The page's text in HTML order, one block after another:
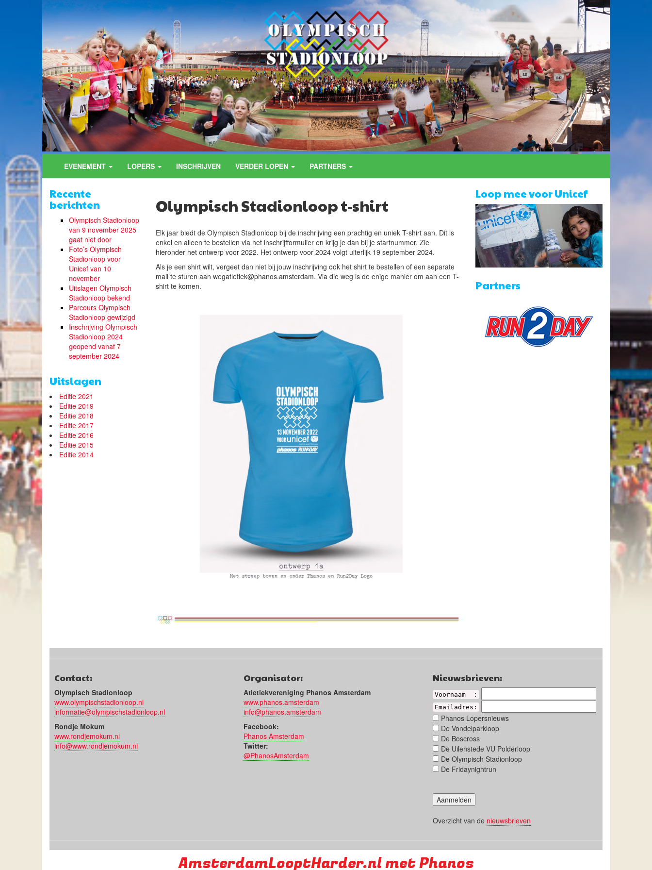
EVENEMENT LOPERS INSCHRIJVEN VERDER LOPEN PARTNERS
Olympisch Stadionloop t-shirt
Elk jaar biedt de Olympisch Stadionloop bij de inschrijving een prachtig en uniek T-shirt aan. Dit is
enkel en alleen te bestellen via het inschrijfformulier en krijg je dan bij je startnummer. Zie
hieronder het ontwerp voor 2022. Het ontwerp voor 2024 volgt uiterlijk 19 september 2024.
Als je een shirt wilt, vergeet dan niet bij jouw inschrijving ook het shirt te bestellen of een separate
mail te sturen aan wegatletiek@phanos.amsterdam. Via die weg is de enige manier om aan een T-
shirt te komen.
Recente
berichten
Olympisch Stadionloop
van 9 november 2025
gaat niet door
Foto’s Olympisch
Stadionloop voor
Unicef van 10
november
Uitslagen Olympisch
Stadionloop bekend
Parcours Olympisch
Stadionloop gewijzigd
Inschrijving Olympisch
Stadionloop 2024
geopend vanaf 7
september 2024
Uitslagen
Editie 2021
Editie 2019
Editie 2018
Editie 2017
Editie 2016
Editie 2015
Editie 2014
Loop mee voor Unicef
Partners
Contact:
Olympisch Stadionloop
www.olympischstadionloop.nl
informatie@olympischstadionloop.nl
Rondje Mokum
www.rondjemokum.nl
info@www.rondjemokum.nl
Organisator:
Atletiekvereniging Phanos Amsterdam
www.phanos.amsterdam
info@phanos.amsterdam
Facebook:
Phanos Amsterdam
Twitter:
@PhanosAmsterdam
Nieuwsbrieven:
Voornaam :
Emailadres:
Phanos Lopersnieuws
De Vondelparkloop
De Boscross
De Uilenstede VU Polderloop
De Olympisch Stadionloop
De Fridaynightrun
Overzicht van de nieuwsbrieven
AmsterdamLooptHarder.nl met Phanos